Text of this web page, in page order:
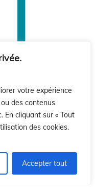
votre expérience
des contenus
En cliquant sur « Tout
des cookies.
Accepter tout